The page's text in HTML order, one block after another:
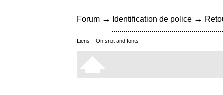
Forum → Identification de police →
Liens : On snot and fonts